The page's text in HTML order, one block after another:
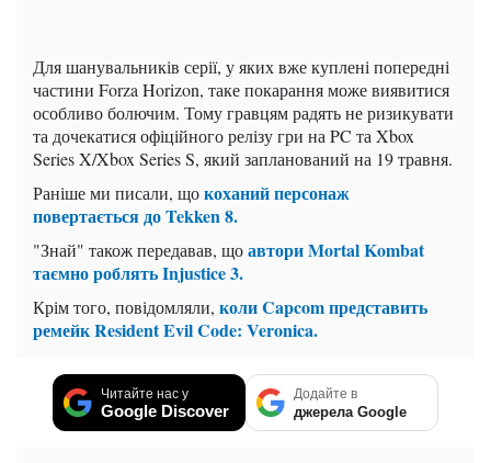
Для шанувальників серії, у яких вже куплені попередні
частини Forza Horizon, таке покарання може виявитися
особливо болючим. Тому гравцям радять не ризикувати
та дочекатися офіційного релізу гри на PC та Xbox
Series X/Xbox Series S, який запланований на 19 травня.
Раніше ми писали, щокоханий персонаж
повертається до Tekken 8.
"Знай" також передавав, щоавтори Mortal Kombat
таємно роблять Injustice 3.
Крім того, повідомляли, коли Capcom представить
ремейк Resident Evil Code: Veronica.
Читайте нас у
Google Discover
Додайте в
джерела Google